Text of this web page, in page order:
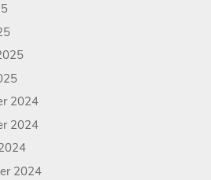
2024
2024
2024